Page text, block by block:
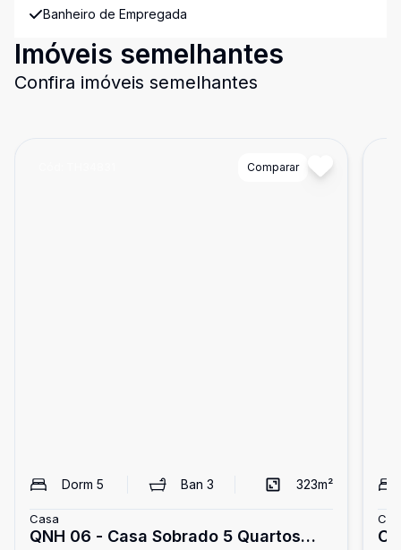
Banheiro de Empregada
Imóveis semelhantes
Confira imóveis semelhantes
Comparar
Dorm 5 Ban3 323m²
Casa
QNH 06 - Casa Sobrado 5 Quartos